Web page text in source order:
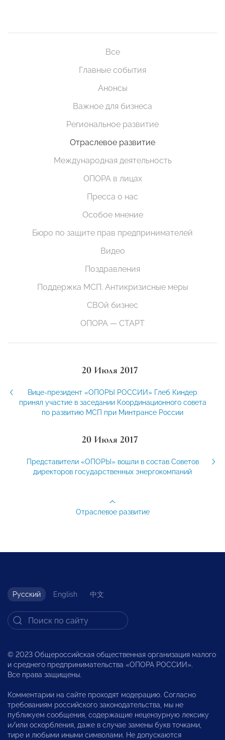
Все
Главные события
Анонсы
Важное для бизнеса
Региональное развитие
Отраслевое развитие
Международная деятельность
ОПОРА в лицах
Пресса о нас
Особое мнение
Бюро по защите прав предпринимателей
Видео
Поздравления
Поддержка МСП. Антикризисные меры
СВОй бизнес
ОПОРА — СТАРТ
20 Июля 2017
Вице-президент «ОПОРЫ РОССИИ» Глеб Киндер
принял участие в заседании Координационного совета
по развитию МСП при Минтрансе России
20 Июля 2017
Представители «ОПОРЫ» вошли в состав Советов
директоров государственных энергокомпаний
Отраслевое развитие
Русский English 中文
© 2023 Общероссийская общественная организация малого
и среднего предпринимательства «ОПОРА РОССИИ».
Все права защищены.
Комментарии на сайте проходят модерацию. Согласно
требованиям российского законодательства, мы не
публикуем сообщения, содержащие нецензурную лексику
и/или оскорбления, даже в случае замены букв точками,
тире и любыми иными символами. Не допускаются